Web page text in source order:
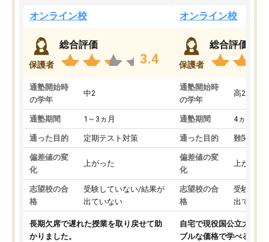
オンライン校
保護者
総合評価
3.4
通塾開始時
の学年
中2
通塾期間 1～3ヵ月
通った目的 定期テスト対策
偏差値の変
化
上がった
志望校の合
格
受験していない/結果が
出ていない
長期欠席で遅れた授業を取り戻せて助
かりました。
オンライン校
保護者
総合評価
通塾開始時
の学年
高2
通塾期間 4ヵ月～1
通った目的 難関私立
偏差値の変
化
上がった
志望校の合
格
受験して
出ていな
自宅で現役国公立大学生
ブルな価格で学べる